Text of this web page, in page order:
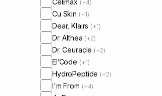
(+4)
Cu Skin (+1)
Dear, Klairs (+1)
Dr. Althea (+2)
Dr. Ceuracle (+2)
El’Code (+1)
HydroPeptide (+2)
I'm From (+4)